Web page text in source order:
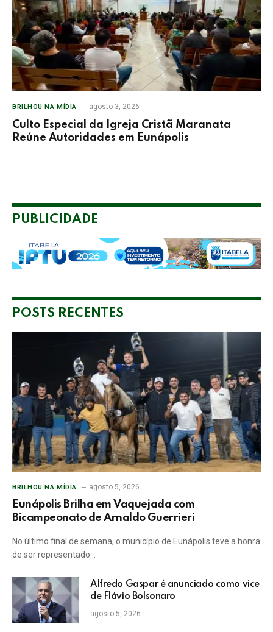
BRILHOU NA MÍDIA agosto 3, 2026
Culto Especial da Igreja Cristã Maranata
Reúne Autoridades em Eunápolis
PUBLICIDADE
POSTS RECENTES
BRILHOU NA MÍDIA agosto 5, 2026
Eunápolis Brilha em Vaquejada com
Bicampeonato de Arnaldo Guerrieri
No último final de semana, o município de Eunápolis teve a honra
de ser representado…
Alfredo Gaspar é anunciado como vice
de Flávio Bolsonaro
agosto 5, 2026